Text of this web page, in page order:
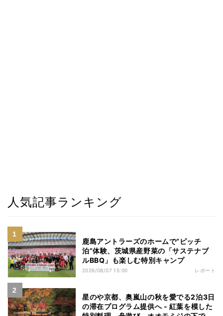
人気記事ランキング
鹿島アントラーズのホームで“ピッチ
泊”体験、茨城県産野菜の「サステナブ
ルBBQ」も楽しむ特別キャンプ
2026/08/07 15:00 レポート
星のや京都、奥嵐山の秋を愛でる2泊3日
の滞在プログラム提供へ - 紅葉を模した